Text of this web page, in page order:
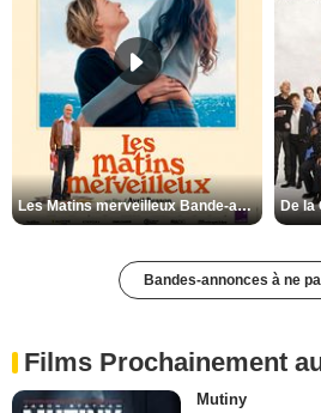
Les Matins merveilleux Bande-annonce VF
Bandes-annonces à ne
Films Prochainement
Mutiny